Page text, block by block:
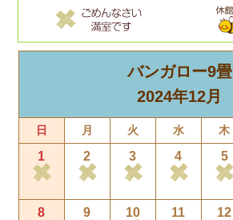
バンガロー9畳
2024年12月
日 月 火 水 木
1 2 3 4 5
8 9 10 11 12